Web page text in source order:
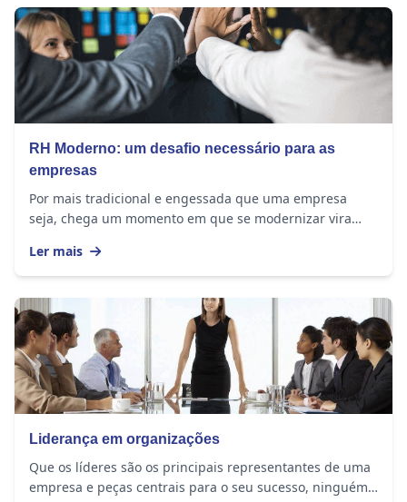
RH Moderno: um desafio necessário para as
empresas
Por mais tradicional e engessada que uma empresa
seja, chega um momento em que se modernizar vira
Ler mais
Liderança em organizações
Que os líderes são os principais representantes de uma
empresa e peças centrais para o seu sucesso, ninguém